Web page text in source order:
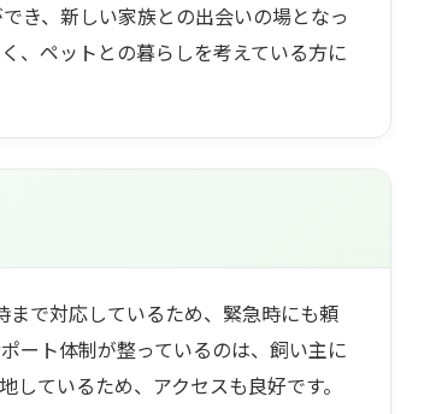
き、新しい家族との出会いの場となっ
、ペットとの暮らしを考えている方に
で対応しているため、緊急時にも頼
ート体制が整っているのは、飼い主に
ているため、アクセスも良好です。